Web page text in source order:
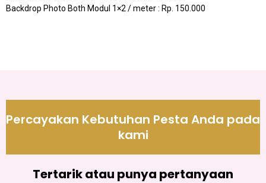
Backdrop Photo Both Modul 1×2 / meter : Rp. 150.000
Percayakan Kebutuhan Pesta Anda pada
kami
Tertarik atau punya pertanyaan